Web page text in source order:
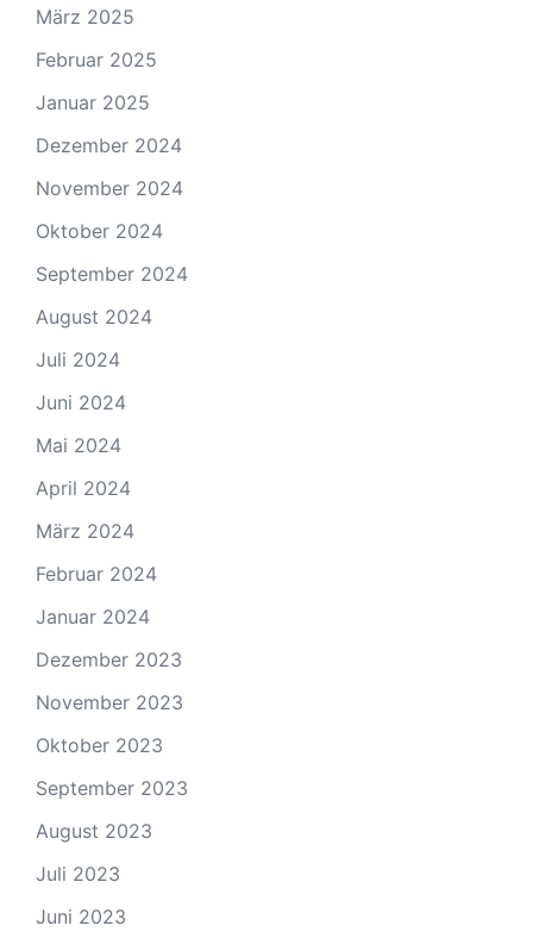
März 2025
Februar 2025
Januar 2025
Dezember 2024
November 2024
Oktober 2024
September 2024
August 2024
Juli 2024
Juni 2024
Mai 2024
April 2024
März 2024
Februar 2024
Januar 2024
Dezember 2023
November 2023
Oktober 2023
September 2023
August 2023
Juli 2023
Juni 2023